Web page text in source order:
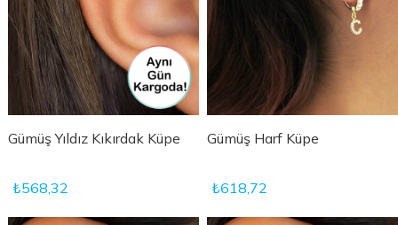
Gümüş Yıldız Kıkırdak Küpe
₺568,32
Gümüş Harf Küpe
₺618,72